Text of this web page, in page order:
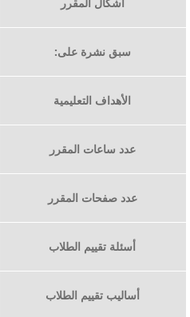
سبق نشرة على:
الأهداف التعليمية
عدد ساعات المقرر
عدد صفحات المقرر
أسئلة تقييم الطلاب
أساليب تقييم الطلاب